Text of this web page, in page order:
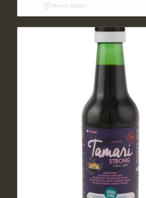
Mostrar detalles